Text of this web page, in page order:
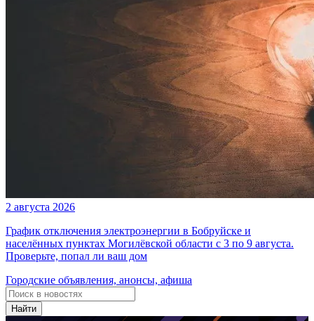
2 августа 2026
График отключения электроэнергии в Бобруйске и
населённых пунктах Могилёвской области с 3 по 9 августа.
Проверьте, попал ли ваш дом
Городские объявления, анонсы, афиша
Найти